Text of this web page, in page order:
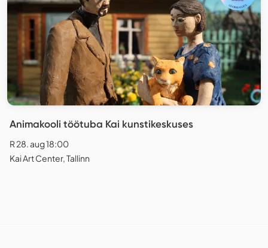
Animakooli töötuba Kai kunstikeskuses
R 28. aug 18:00
Kai Art Center, Tallinn